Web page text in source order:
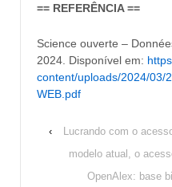
== REFERÊNCIA ==
Science ouverte –
2024. Disponível em:
content/uploads/2024/03/
WEB.pdf
‹
Lucrando com o
modelo atual, o
OpenAlex: base